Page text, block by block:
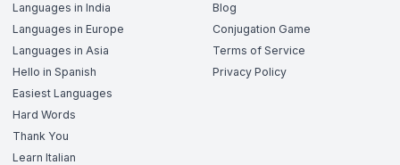
Languages in India
Languages in Europe
Languages in Asia
Hello in Spanish
Easiest Languages
Hard Words
Thank You
Learn Italian
Blog
Conjugation Game
Terms of Service
Privacy Policy